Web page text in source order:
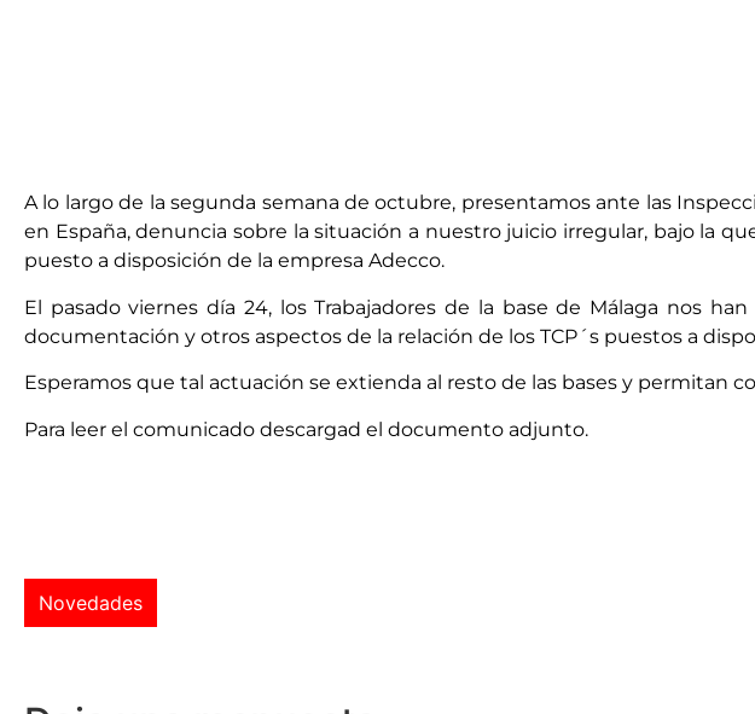
A lo largo de la segunda semana de octubre, presentamos ante las
en España, denuncia sobre la situación a nuestro juicio irregular, bajo la
puesto a disposición de la empresa Adecco.
El pasado viernes día 24, los Trabajadores de la base de Málaga nos
documentación y otros aspectos de la relación de los TCP´s puestos a
Esperamos que tal actuación se extienda al resto de las bases y permitan
Para leer el comunicado descargad el documento adjunto.
Novedades